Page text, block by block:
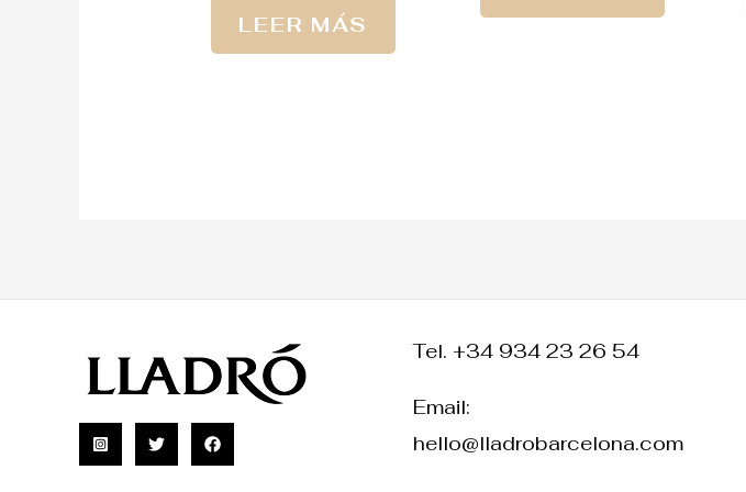
LEER MÁS
Tel. +34 934 23 26 54
Email:
hello@lladrobarcelona.com